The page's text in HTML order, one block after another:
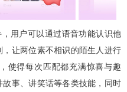
用户可以通过语音功能认识他
让两位素不相识的陌生人进行
使得每次匹配都充满惊喜与趣
事、讲笑话等各类技能，同时